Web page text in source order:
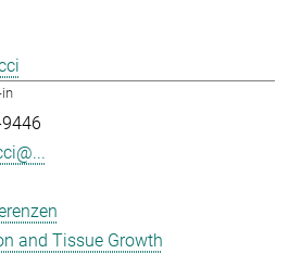
and Tissue Growth